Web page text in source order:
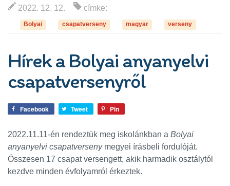
2022. 12. 12. címke:
Bolyai csapatverseny magyar verseny
Hírek a Bolyai anyanyelvi
csapatversenyről
Facebook Tweet Pin
2022.11.11-én rendeztük meg iskolánkban a Bolyai
anyanyelvi csapatversenymegyei írásbeli fordulóját.
Összesen 17 csapat versengett, akik harmadik osztálytól
kezdve minden évfolyamról érkeztek.